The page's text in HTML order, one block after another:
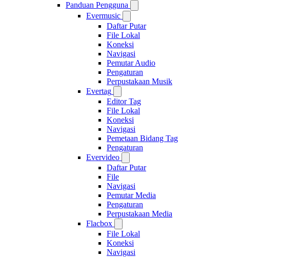
Panduan Pengguna
Evermusic
Daftar Putar
File Lokal
Koneksi
Navigasi
Pemutar Audio
Pengaturan
Perpustakaan Musik
Evertag
Editor Tag
File Lokal
Koneksi
Navigasi
Pemetaan Bidang Tag
Pengaturan
Evervideo
Daftar Putar
File
Navigasi
Pemutar Media
Pengaturan
Perpustakaan Media
Flacbox
File Lokal
Koneksi
Navigasi